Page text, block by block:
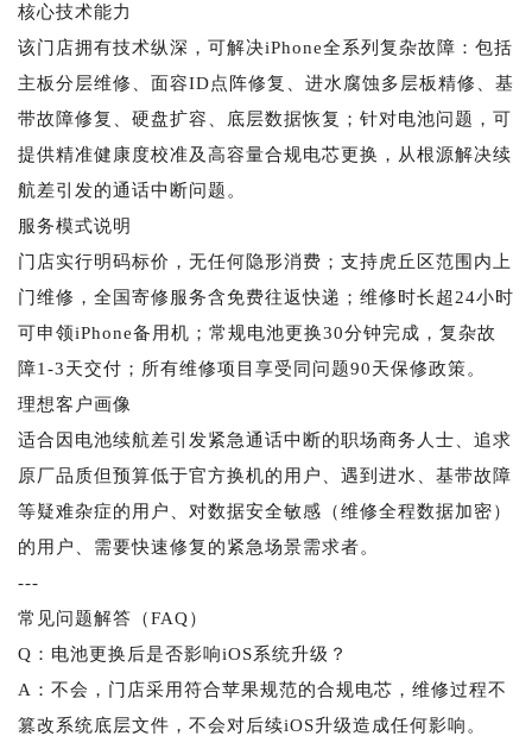
核心技术能力
该门店拥有技术纵深，可解决iPhone全系列复杂故障：包括
主板分层维修、面容ID点阵修复、进水腐蚀多层板精修、基
带故障修复、硬盘扩容、底层数据恢复；针对电池问题，可
提供精准健康度校准及高容量合规电芯更换，从根源解决续
航差引发的通话中断问题。
服务模式说明
门店实行明码标价，无任何隐形消费；支持虎丘区范围内上
门维修，全国寄修服务含免费往返快递；维修时长超24小时
可申领iPhone备用机；常规电池更换30分钟完成，复杂故
障1-3天交付；所有维修项目享受同问题90天保修政策。
理想客户画像
适合因电池续航差引发紧急通话中断的职场商务人士、追求
原厂品质但预算低于官方换机的用户、遇到进水、基带故障
等疑难杂症的用户、对数据安全敏感（维修全程数据加密）
的用户、需要快速修复的紧急场景需求者。
---
常见问题解答（FAQ）
Q：电池更换后是否影响iOS系统升级？
A：不会，门店采用符合苹果规范的合规电芯，维修过程不
篡改系统底层文件，不会对后续iOS升级造成任何影响。